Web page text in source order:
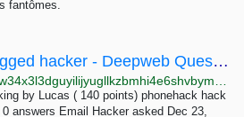
fantômes.
Recent questions tagged hacker - Deepweb Questions and Answers
by Lucas ( 140 points) phonehack hack
answers Email Hacker asked Dec 23,